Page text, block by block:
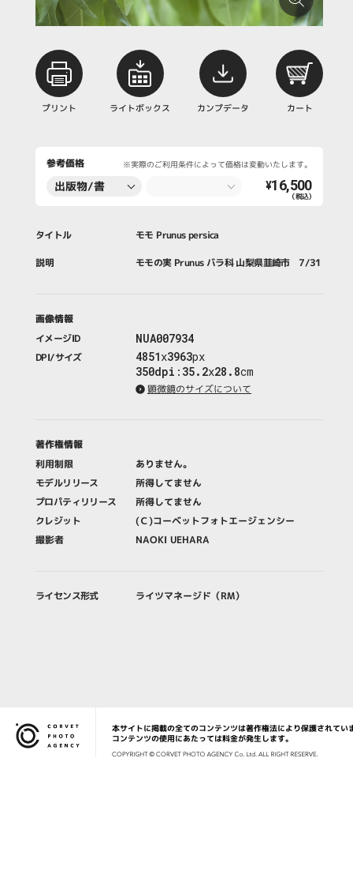
プリント ライトボックス カンプデータ カート
参考価格 ※実際のご利用条件によって価格は変動いたします。
出版物/書
¥16,500
（税込）
タイトル モモ Prunus persica
説明 モモの実 Prunus バラ科 山梨県韮崎市 7/31
画像情報
イメージID
NUA007934
DPI/サイズ 4851x3963px
350dpi : 35.2x28.8cm
顕微鏡のサイズについて
著作権情報
利用制限
ありません。
モデルリリース
所得してません
プロパティリリース
所得してません
クレジット
(Ｃ)コーベットフォトエージェンシー
撮影者
NAOKI UEHARA
ライセンス形式 ライツマネージド（RM）
Corvet Photo Agency
本サイトに掲載の全てのコンテンツは著作権法により保護されてい
コンテンツの使用にあたっては料金が発生します。